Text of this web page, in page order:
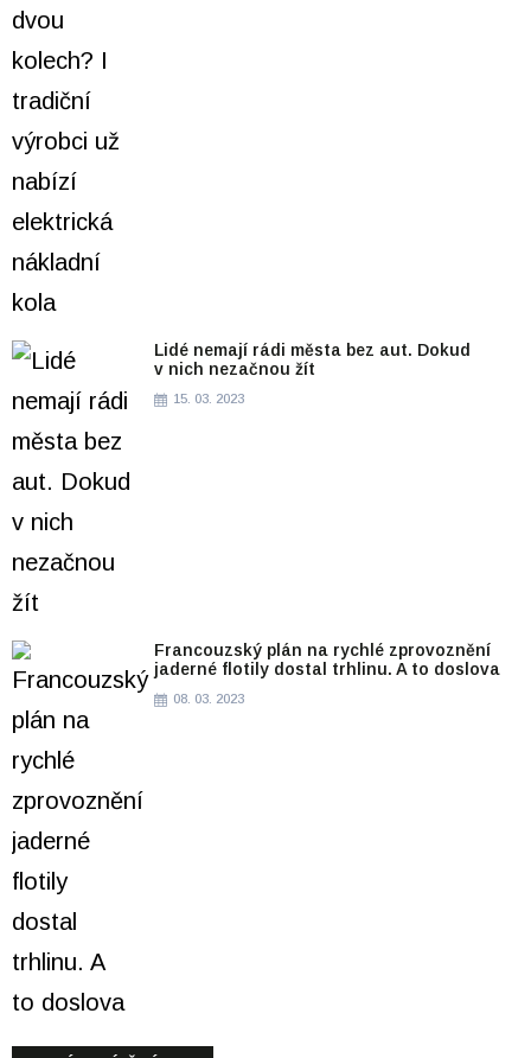
Lidé nemají rádi města bez aut. Dokud
v nich nezačnou žít
15. 03. 2023
Francouzský plán na rychlé zprovoznění
jaderné flotily dostal trhlinu. A to doslova
08. 03. 2023